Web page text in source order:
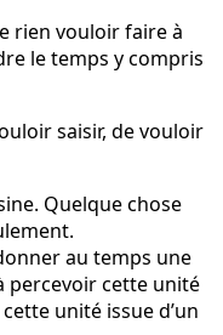
rien vouloir faire à
le temps y compris
saisir, de vouloir
Quelque chose
au temps une
percevoir cette unité
unité issue d’un